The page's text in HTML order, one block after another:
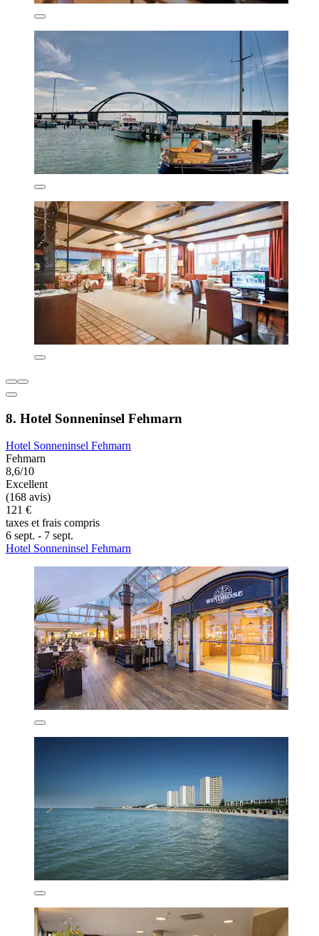
8. Hotel Sonneninsel Fehmarn
Hotel Sonneninsel Fehmarn
Fehmarn
8,6/10
Excellent
(168 avis)
121 €
taxes et frais compris
6 sept. - 7 sept.
Hotel Sonneninsel Fehmarn